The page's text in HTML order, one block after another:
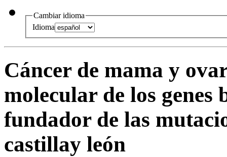
Cambiar idioma
Idioma
Cáncer de mama y
molecular de los genes
fundador de las
castillay león